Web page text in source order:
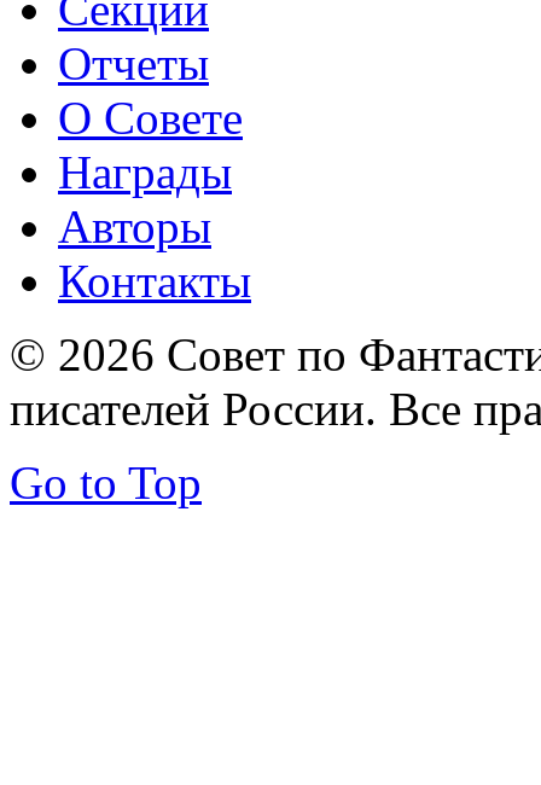
Отчеты
О Совете
Награды
Авторы
Контакты
© 2026 Совет по
писателей России. Все
Go to Top